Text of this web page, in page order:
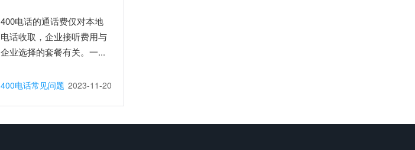
400电话的通话费仅对本地
电话收取，企业接听费用与
企业选择的套餐有关。一...
400电话常见问题 2023-11-20